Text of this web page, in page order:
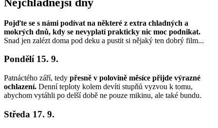
Pojďte se s námi podívat na některé z extra chladných a
mokrých dnů, kdy se nevyplatí prakticky nic moc podnikat.
Snad jen zalézt doma pod deku a pustit si nějaký ten dobrý film...
Pondělí 15. 9.
Patnáctého září, tedy přesně v polovině měsíce přijde výrazné
ochlazení. Denní teploty kolem devíti stupňů vyzvou k tomu,
abychom vytáhli po delší době ne pouze mikinu, ale také bundu.
Středa 17. 9.